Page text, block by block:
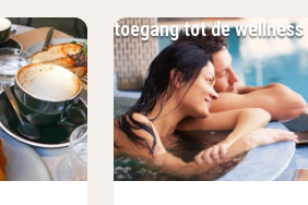
toegang tot de wellness